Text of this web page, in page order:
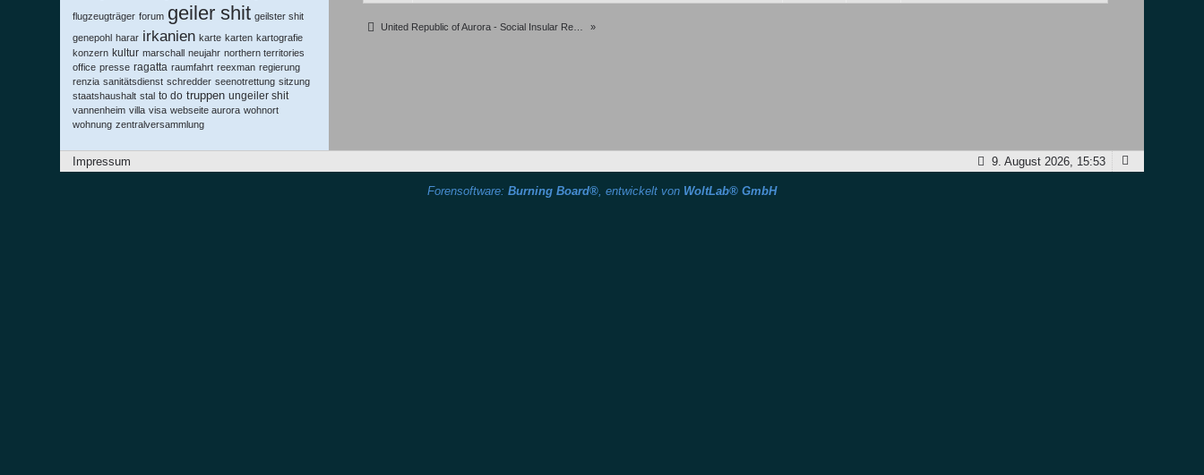
flugzeugträger forum geiler shit geilster shit
genepohl harar irkanien karte karten kartografie
konzern kultur marschall neujahr northern territories
office presse ragatta raumfahrt reexman regierung
renzia sanitätsdienst schredder seenotrettung sitzung
staatshaushalt stal to do truppen ungeiler shit
vannenheim villa visa webseite aurora wohnort
wohnung zentralversammlung
United Republic of Aurora - Social Insular Republic of Oceania »
Impressum 9. August 2026, 15:53
Forensoftware: Burning Board®, entwickelt von WoltLab® GmbH